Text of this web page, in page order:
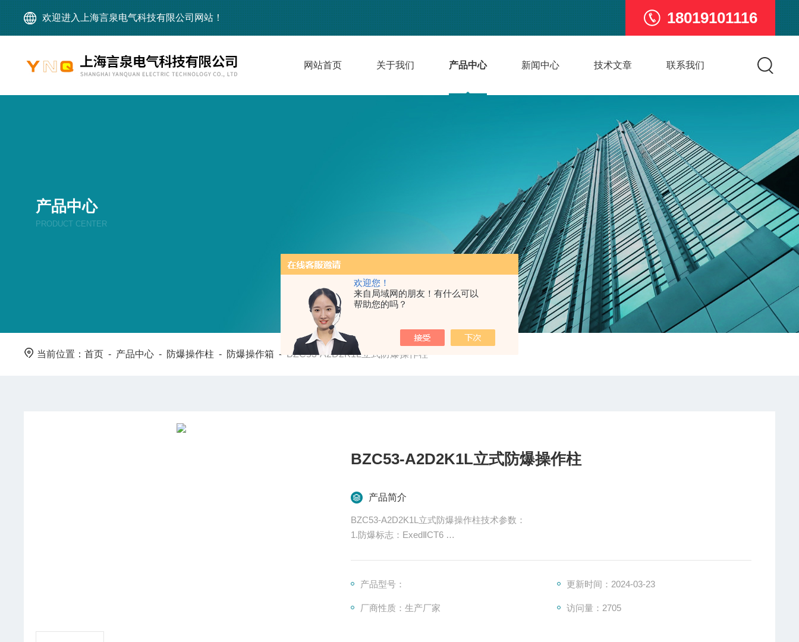
欢迎您！
来自局域网的朋友！有什么可以
帮助您的吗？
欢迎进入上海言泉电气科技有限公司网站！ 18019101116
网站首页 关于我们 产品中心 新闻中心 技术文章 联系我们
产品中心
PRODUCT CENTER
当前位置：首页 - 产品中心 - 防爆操作柱 - 防爆操作箱 - BZC53-A2D2K1L立式防爆操作柱
BZC53-A2D2K1L立式防爆操作柱
产品简介
BZC53-A2D2K1L立式防爆操作柱技术参数：
1.防爆标志：ExedⅡCT6
4.使用类别：AC-3、AC-4
6.额定电流：10A
产品型号： 更新时间：2024-03-23
厂商性质：生产厂家 访问量：2705